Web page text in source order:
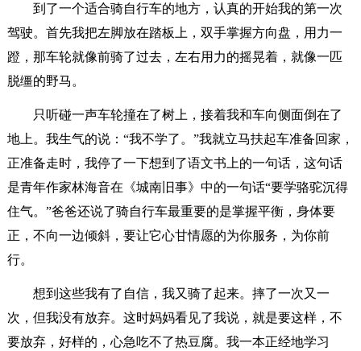
到了一个适合骑自行车的地方，认真的开始我的第一次
驾驶。首先我把左脚放在踏板上，双手掌握方向盘，用力一
蹬，那车轮就像前骑了过去，左右用力的摇晃着，就像一匹
脱缰的野马。
只听碰一声车轮撞在了树上，接着我和车向侧面倒在了
地上。我生气的说：“我不学了。”我就立马扶起车准备回家，
正准备走时，我停了一下想到了语文书上的一句话，这句话
是青年作家林海音在《城南旧事》中的一句话“要学骆驼沉得
住气。”爸爸还说了骑自行车最重要的是掌握平衡，身体要
正，不向一边倾斜，要让它心甘情愿的为你服务，为你前
行。
想到这些我有了自信，我又骑了起来。摔了一次又一
次，但我没有放弃。这时妈妈看见了我说，就是要这样，不
要放弃，好样的，心急吃不了热豆腐。我一本正经地学习